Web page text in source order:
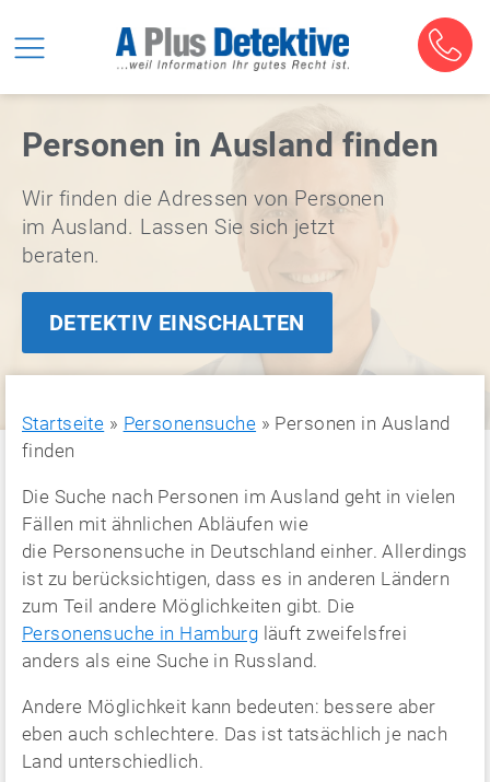
Personen in Ausland finden
Wir finden die Adressen von Personen
im Ausland. Lassen Sie sich jetzt
beraten.
DETEKTIV EINSCHALTEN
Startseite » Personensuche » Personen in Ausland
finden
Die Suche nach Personen im Ausland geht in vielen
Fällen mit ähnlichen Abläufen wie
die Personensuche in Deutschland einher. Allerdings
ist zu berücksichtigen, dass es in anderen Ländern
zum Teil andere Möglichkeiten gibt. Die
Personensuche in Hamburg läuft zweifelsfrei
anders als eine Suche in Russland.
Andere Möglichkeit kann bedeuten: bessere aber
eben auch schlechtere. Das ist tatsächlich je nach
Land unterschiedlich.